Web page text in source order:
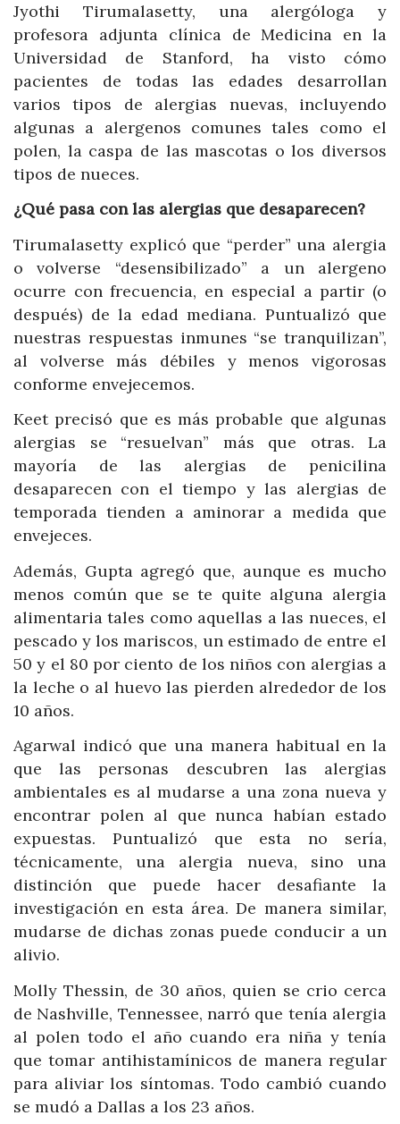
Jyothi Tirumalasetty, una alergóloga y
profesora adjunta clínica de Medicina en la
Universidad de Stanford, ha visto cómo
pacientes de todas las edades desarrollan
varios tipos de alergias nuevas, incluyendo
algunas a alergenos comunes tales como el
polen, la caspa de las mascotas o los diversos
tipos de nueces.
¿Qué pasa con las alergias que desaparecen?
Tirumalasetty explicó que “perder” una alergia
o volverse “desensibilizado” a un alergeno
ocurre con frecuencia, en especial a partir (o
después) de la edad mediana. Puntualizó que
nuestras respuestas inmunes “se tranquilizan”,
al volverse más débiles y menos vigorosas
conforme envejecemos.
Keet precisó que es más probable que algunas
alergias se “resuelvan” más que otras. La
mayoría de las alergias de penicilina
desaparecen con el tiempo y las alergias de
temporada tienden a aminorar a medida que
envejeces.
Además, Gupta agregó que, aunque es mucho
menos común que se te quite alguna alergia
alimentaria tales como aquellas a las nueces, el
pescado y los mariscos, un estimado de entre el
50 y el 80 por ciento de los niños con alergias a
la leche o al huevo las pierden alrededor de los
10 años.
Agarwal indicó que una manera habitual en la
que las personas descubren las alergias
ambientales es al mudarse a una zona nueva y
encontrar polen al que nunca habían estado
expuestas. Puntualizó que esta no sería,
técnicamente, una alergia nueva, sino una
distinción que puede hacer desafiante la
investigación en esta área. De manera similar,
mudarse de dichas zonas puede conducir a un
alivio.
Molly Thessin, de 30 años, quien se crio cerca
de Nashville, Tennessee, narró que tenía alergia
al polen todo el año cuando era niña y tenía
que tomar antihistamínicos de manera regular
para aliviar los síntomas. Todo cambió cuando
se mudó a Dallas a los 23 años.